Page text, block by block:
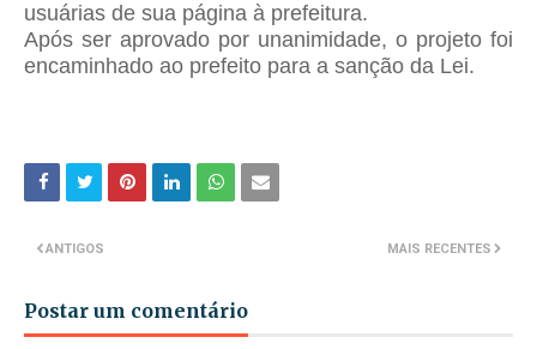
usuárias de sua página à prefeitura.
Após ser aprovado por unanimidade, o projeto foi
encaminhado ao prefeito para a sanção da Lei.
MAIS RECENTES
ANTIGOS
Postar um comentário